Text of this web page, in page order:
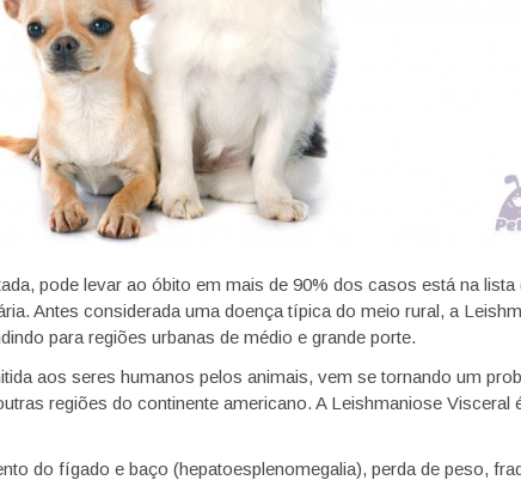
pode levar ao óbito em mais de 90% dos casos está na lista
Antes considerada uma doença típica do meio rural, a
para regiões urbanas de médio e grande porte.
aos seres humanos pelos animais, vem se tornando um
regiões do continente americano. A Leishmaniose Visceral
do fígado e baço (hepatoesplenomegalia), perda de peso,